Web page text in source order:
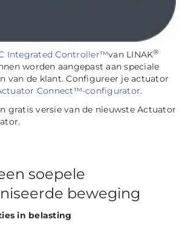
Integrated Controller™van LINAK®
worden aangepast aan speciale
van de klant. Configureer je actuator
Connect™-configurator.
gratis versie van de nieuwste Actuator
soepele
beweging
in belasting